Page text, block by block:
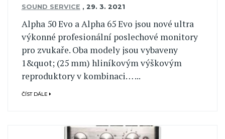
SOUND SERVICE , 29. 3. 2021
Alpha 50 Evo a Alpha 65 Evo jsou nové ultra
výkonné profesionální poslechové monitory
pro zvukaře. Oba modely jsou vybaveny
1&quot; (25 mm) hliníkovým výškovým
reproduktory v kombinaci… ...
ČÍST DÁLE